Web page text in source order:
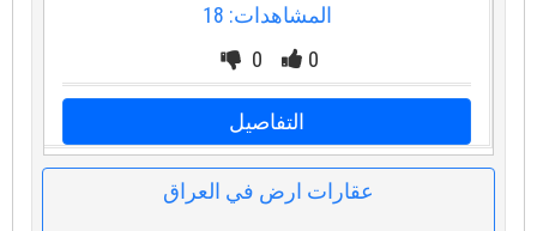
المشاهدات: 18
0
0
التفاصيل
عقارات ارض في العراق